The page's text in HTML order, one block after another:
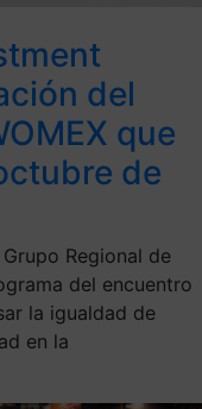
del
que
de
Regional de
del encuentro
la igualdad de
en la